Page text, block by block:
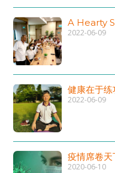
A Hearty
2022-06-09
健康在于练
2022-06-09
疫情席卷天
2020-06-10